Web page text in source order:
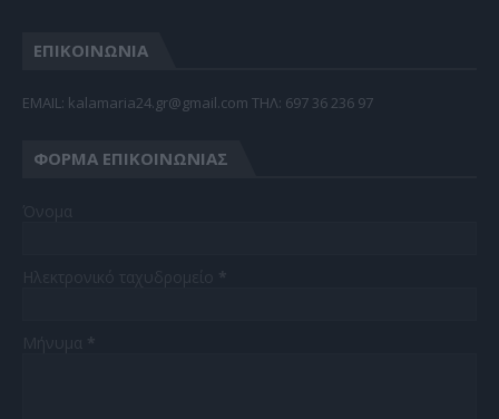
ΕΠΙΚΟΙΝΩΝΙΑ
EMAIL: kalamaria24.gr@gmail.com TΗΛ: 697 36 236 97
ΦΌΡΜΑ ΕΠΙΚΟΙΝΩΝΊΑΣ